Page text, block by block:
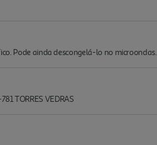
Pode ainda descongelá-lo no microondas.
TORRES VEDRAS